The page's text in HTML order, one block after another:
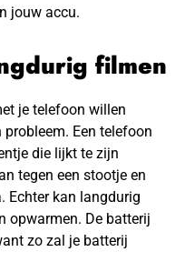
jouw accu.
filmen
je telefoon willen
Een telefoon
die lijkt te zijn
tegen een stootje en
Echter kan langdurig
opwarmen. De batterij
zo zal je batterij